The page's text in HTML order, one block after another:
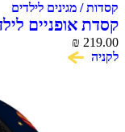
קסדות / מגינים לילדים
קלה ובטיחותית
₪ 219.00
לקניה